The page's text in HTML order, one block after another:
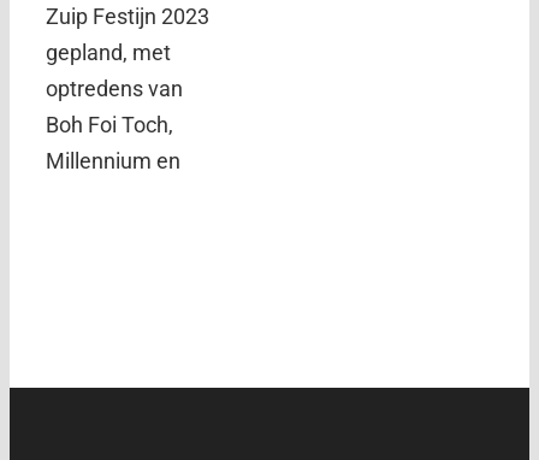
Zuip Festijn 2023
gepland, met
optredens van
Boh Foi Toch,
Millennium en